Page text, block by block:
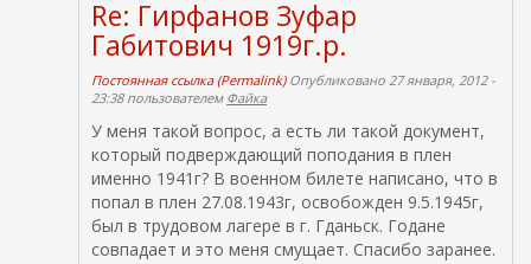
Re: Гирфанов Зуфар
Габитович 1919г.р.
Постоянная ссылка (Permalink)Опубликовано 27 января, 2012 -
23:38 пользователем Файка
У меня такой вопрос, а есть ли такой документ,
который подверждающий поподания в плен
именно 1941г? В военном билете написано, что в
попал в плен 27.08.1943г, освобожден 9.5.1945г,
был в трудовом лагере в г. Гданьск. Годане
совпадает и это меня смущает. Спасибо заранее.